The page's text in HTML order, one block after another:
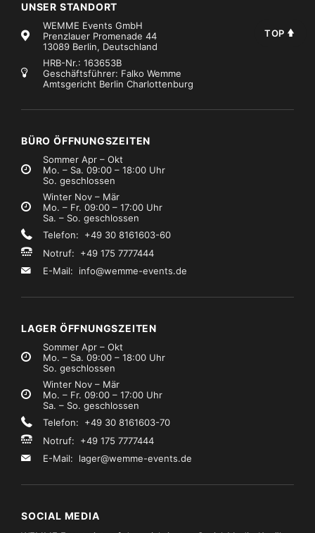
UNSER STANDORT
WEMME Events GmbH
Prenzlauer Promenade 44
13089 Berlin, Deutschland
HRB-Nr.: 163653B
Geschäftsführer: Falko Wemme
Amtsgericht Berlin Charlottenburg
BÜRO ÖFFNUNGSZEITEN
Sommer Apr – Okt
Mo. – Sa. 09:00 – 18:00 Uhr
So. geschlossen
Winter Nov – Mär
Mo. – Fr. 09:00 – 17:00 Uhr
Sa. – So. geschlossen
Telefon: +49 30 8161603-60
Notruf: +49 175 7777444
E-Mail: info@wemme-events.de
LAGER ÖFFNUNGSZEITEN
Sommer Apr – Okt
Mo. – Sa. 09:00 – 18:00 Uhr
So. geschlossen
Winter Nov – Mär
Mo. – Fr. 09:00 – 17:00 Uhr
Sa. – So. geschlossen
Telefon: +49 30 8161603-70
Notruf: +49 175 7777444
E-Mail: lager@wemme-events.de
SOCIAL MEDIA
TOP